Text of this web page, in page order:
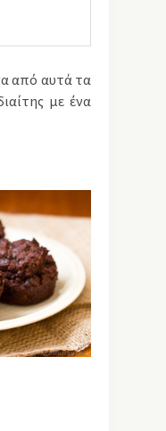
από αυτά τα
με ένα